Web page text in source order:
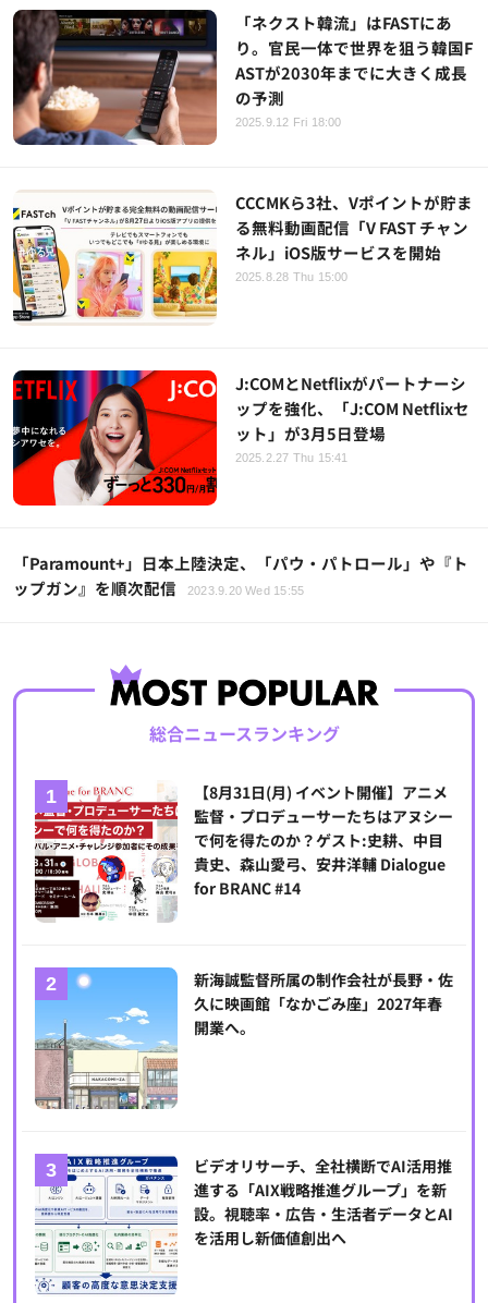
「ネクスト韓流」はFASTにあ
り。官民一体で世界を狙う韓国F
ASTが2030年までに大きく成長
の予測
2025.9.12 Fri 18:00
CCCMKら3社、Vポイントが貯ま
る無料動画配信「V FAST チャン
ネル」iOS版サービスを開始
2025.8.28 Thu 15:00
J:COMとNetflixがパートナーシ
ップを強化、「J:COM Netflixセ
ット」が3月5日登場
2025.2.27 Thu 15:41
「Paramount+」日本上陸決定、「パウ・パトロール」や『ト
ップガン』を順次配信
2023.9.20 Wed 15:55
総合ニュースランキング
【8月31日(月) イベント開催】アニメ
監督・プロデューサーたちはアヌシー
で何を得たのか？ゲスト:史耕、中目
貴史、森山愛弓、安井洋輔 Dialogue
for BRANC #14
新海誠監督所属の制作会社が長野・佐
久に映画館「なかごみ座」2027年春
開業へ。
ビデオリサーチ、全社横断でAI活用推
進する「AIX戦略推進グループ」を新
設。視聴率・広告・生活者データとAI
を活用し新価値創出へ